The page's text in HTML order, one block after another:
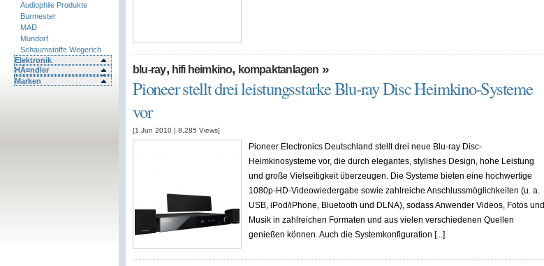
Audiophile Produkte
Burmester
MAD
Mundorf
Schaumstoffe Wegerich
Elektronik
HÃ¤ndler
Marken
blu-ray, hifi heimkino, kompaktanlagen »
Pioneer stellt drei leistungsstarke Blu-ray Disc Heimkino-Systeme
vor
[1 Jun 2010 | 8,285 Views]
Pioneer Electronics Deutschland stellt drei neue Blu-ray Disc-
Heimkinosysteme vor, die durch elegantes, stylishes Design, hohe Leistung
und große Vielseitigkeit überzeugen. Die Systeme bieten eine hochwertige
1080p-HD-Videowiedergabe sowie zahlreiche Anschlussmöglichkeiten (u. a.
USB, iPod/iPhone, Bluetooth und DLNA), sodass Anwender Videos, Fotos und
Musik in zahlreichen Formaten und aus vielen verschiedenen Quellen
genießen können. Auch die Systemkonfiguration [...]